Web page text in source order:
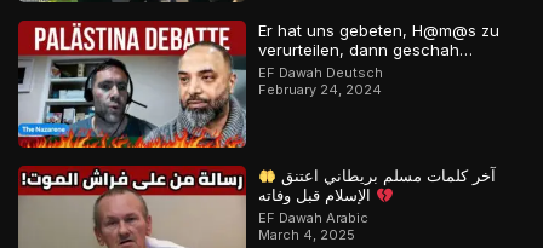
Er hat uns gebeten, H@m@s zu
verurteilen, dann geschah…
EF Dawah Deutsch
February 24, 2024
EF Dawah Arabic
March 4, 2025